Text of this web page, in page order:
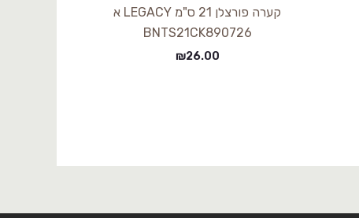
קערה פורצלן 21 ס"מ LEGACY א
BNTS21CK890726
₪26.00